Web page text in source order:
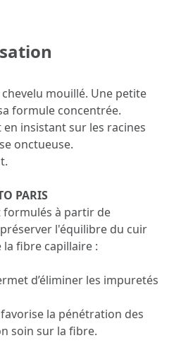
mouillé. Une petite
formule concentrée.
insistant sur les racines
onctueuse.
PARIS
formulés à partir de
l'équilibre du cuir
fibre capillaire :
d’éliminer les impuretés
la pénétration des
soin sur la fibre.